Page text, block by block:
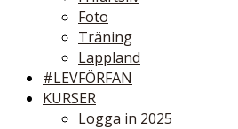
Foto
Träning
Lappland
#LEVFÖRFAN
KURSER
Logga in 2025